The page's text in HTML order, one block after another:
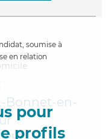
soumise à
en relation
pour
profils
Bonnet-en-